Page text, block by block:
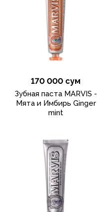
170 000 сум
Зубная паста MARVIS -
Мята и Имбирь Ginger
mint